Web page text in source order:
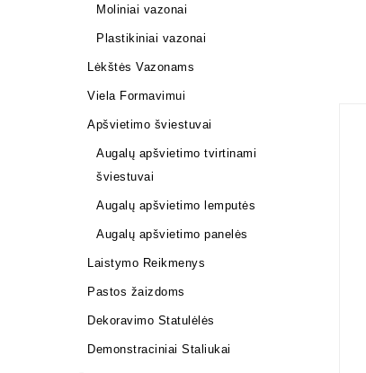
Moliniai vazonai
Plastikiniai vazonai
Lėkštės Vazonams
Viela Formavimui
Apšvietimo šviestuvai
Augalų apšvietimo tvirtinami
šviestuvai
Augalų apšvietimo lemputės
Augalų apšvietimo panelės
Laistymo Reikmenys
Pastos žaizdoms
Dekoravimo Statulėlės
Demonstraciniai Staliukai